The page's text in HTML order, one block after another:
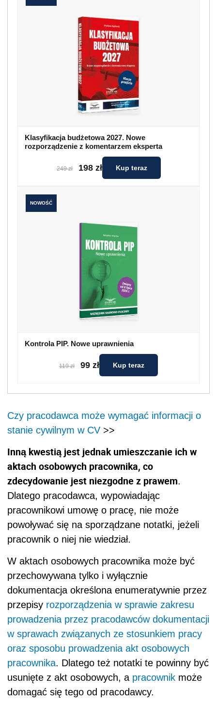
Klasyfikacja budżetowa 2027. Nowe
rozporządzenie z komentarzem eksperta
249 zł 198 zł Kup teraz
NOWOŚĆ
Kontrola PIP. Nowe uprawnienia
119 zł 99 zł Kup teraz
Czy pracodawca może wymagać informacji o
stanie cywilnym w CV >>
Inną kwestią jest jednak umieszczanie ich w
aktach osobowych pracownika, co
zdecydowanie jest niezgodne z prawem.
Dlatego pracodawca, wypowiadając
pracownikowi umowę o pracę, nie może
powoływać się na sporządzane notatki, jeżeli
pracownik o niej nie wiedział.
W aktach osobowych pracownika może być
przechowywana tylko i wyłącznie
dokumentacja określona enumeratywnie przez
przepisy rozporządzenia w sprawie zakresu
prowadzenia przez pracodawców dokumentacji
w sprawach związanych ze stosunkiem pracy
oraz sposobu prowadzenia akt osobowych
pracownika. Dlatego też notatki te powinny być
usunięte z akt osobowych, a pracownik może
domagać się tego od pracodawcy.